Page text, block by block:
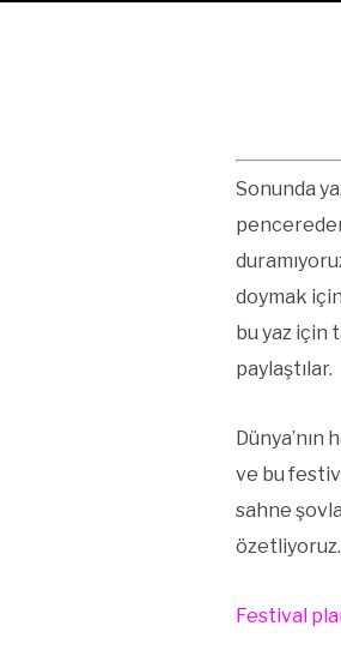
Sonunda
doymak
bu yaz için
paylaştılar.
ve bu
sahne
Festival